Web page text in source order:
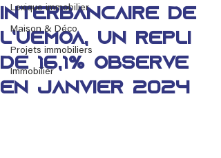
Lexique immobilier
Maison & Déco
Projets immobiliers
Immobilier
interbancaire de
l’UEMOA, un repli
de 16,1% observé
en janvier 2024